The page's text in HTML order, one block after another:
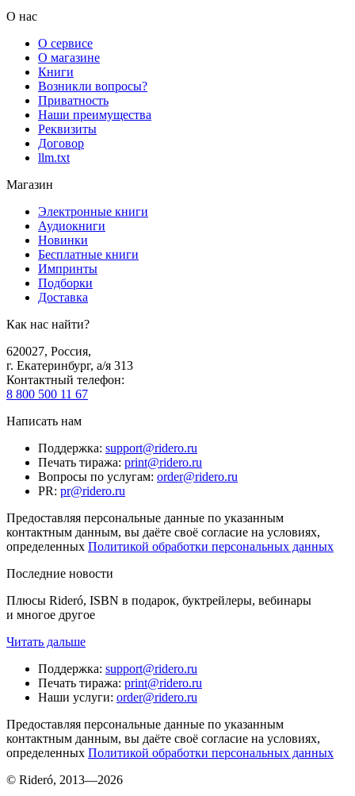
О нас
О сервисе
О магазине
Книги
Возникли вопросы?
Приватность
Наши преимущества
Реквизиты
Договор
llm.txt
Магазин
Электронные книги
Аудиокниги
Новинки
Бесплатные книги
Импринты
Подборки
Доставка
Как нас найти?
620027, Россия,
г. Екатеринбург, а/я 313
Контактный телефон:
8 800 500 11 67
Написать нам
Поддержка: support@ridero.ru
Печать тиража: print@ridero.ru
Вопросы по услугам: order@ridero.ru
PR: pr@ridero.ru
Предоставляя персональные данные по указанным
контактным данным, вы даёте своё согласие на условиях,
определенных Политикой обработки персональных данных
Последние новости
Плюсы Rideró, ISBN в подарок, буктрейлеры, вебинары
и многое другое
Читать дальше
Поддержка: support@ridero.ru
Печать тиража: print@ridero.ru
Наши услуги: order@ridero.ru
Предоставляя персональные данные по указанным
контактным данным, вы даёте своё согласие на условиях,
определенных Политикой обработки персональных данных
© Rideró, 2013—2026